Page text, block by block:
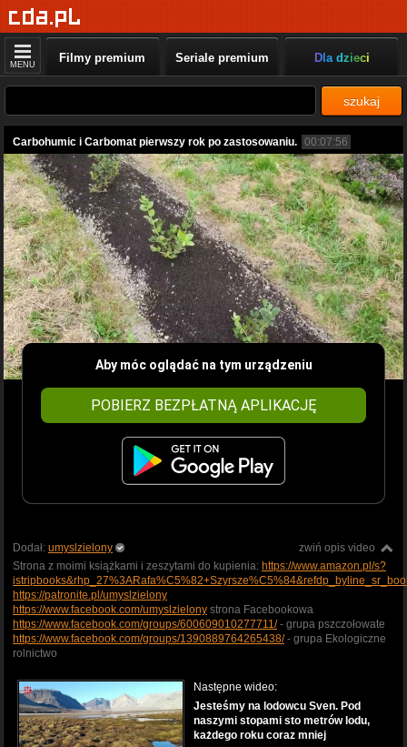
MENU Filmy premium Seriale premium Dla dzieci
szukaj
Carbohumic i Carbomat pierwszy rok po zastosowaniu. 00:07:56
Aby móc oglądać na tym urządzeniu
POBIERZ BEZPŁATNĄ APLIKACJĘ
zwiń opis video
Dodał: umyslzielony
Strona z moimi książkami i zeszytami do kupienia: https://www.amazon.pl/s?
https://patronite.pl/umyslzielony
https://www.facebook.com/umyslzielony strona Facebookowa
https://www.facebook.com/groups/600609010277711/- grupa pszczołowate
https://www.facebook.com/groups/1390889764265438/- grupa Ekologiczne
rolnictwo
Następne wideo:
Jesteśmy na lodowcu Sven. Pod
naszymi stopami sto metrów lodu,
każdego roku coraz mniej